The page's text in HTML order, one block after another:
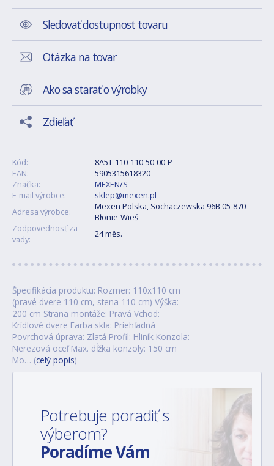
Sledovať dostupnost tovaru
Otázka na tovar
Ako sa starať o výrobky
Zdieľať
Kód:
8A5T-110-110-50-00-P
EAN:
5905315618320
Značka:
MEXEN/S
E-mail výrobce:
sklep@mexen.pl
Adresa výrobce:
Mexen Polska, Sochaczewska 96B 05-870
Błonie-Wieś
Zodpovednosť za
vady:
24 měs.
Špecifikácia produktu: Rozmer: 110x110 cm
(pravé dvere 110 cm, stena 110 cm) Výška:
200 cm Strana montáže: Pravá Vchod:
Krídlové dvere Farba skla: Priehľadná
Povrchová úprava: Zlatá Profil: Hliník Konzola:
Nerezová oceľ Max. dĺžka konzoly: 150 cm
Mo… (celý popis)
Potrebuje poradiť s
výberom?
Poradíme Vám